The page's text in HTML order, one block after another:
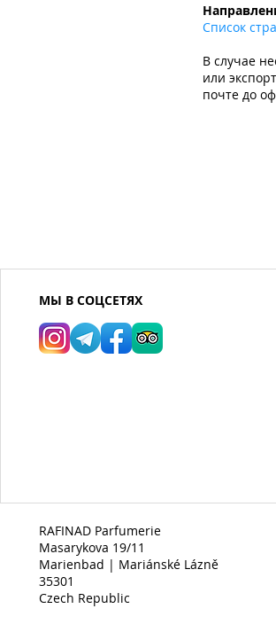
Список
В случае
или
почте до
МЫ В СОЦСЕТЯХ
RAFINAD Parfumerie
Masarykova 19/11
Marienbad | Mariánské Lázně
35301
Czech Republic